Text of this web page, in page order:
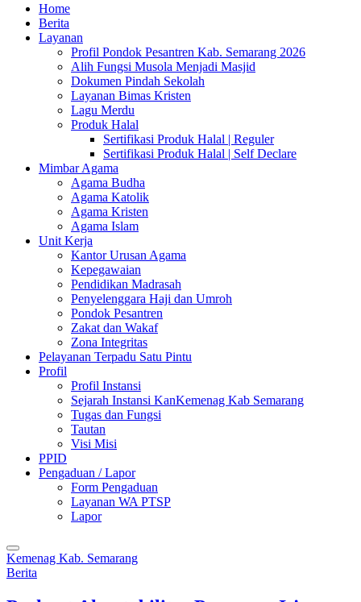
Home
Berita
Layanan
Profil Pondok Pesantren Kab. Semarang 2026
Alih Fungsi Musola Menjadi Masjid
Dokumen Pindah Sekolah
Layanan Bimas Kristen
Lagu Merdu
Produk Halal
Sertifikasi Produk Halal | Reguler
Sertifikasi Produk Halal | Self Declare
Mimbar Agama
Agama Budha
Agama Katolik
Agama Kristen
Agama Islam
Unit Kerja
Kantor Urusan Agama
Kepegawaian
Pendidikan Madrasah
Penyelenggara Haji dan Umroh
Pondok Pesantren
Zakat dan Wakaf
Zona Integritas
Pelayanan Terpadu Satu Pintu
Profil
Profil Instansi
Sejarah Instansi KanKemenag Kab Semarang
Tugas dan Fungsi
Tautan
Visi Misi
PPID
Pengaduan / Lapor
Form Pengaduan
Layanan WA PTSP
Lapor
Kemenag Kab. Semarang
Berita